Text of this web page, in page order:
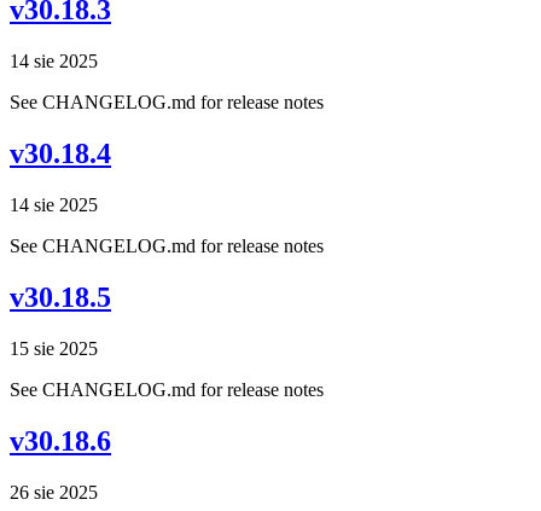
v30.18.3
14 sie 2025
See CHANGELOG.md for release notes
v30.18.4
14 sie 2025
See CHANGELOG.md for release notes
v30.18.5
15 sie 2025
See CHANGELOG.md for release notes
v30.18.6
26 sie 2025